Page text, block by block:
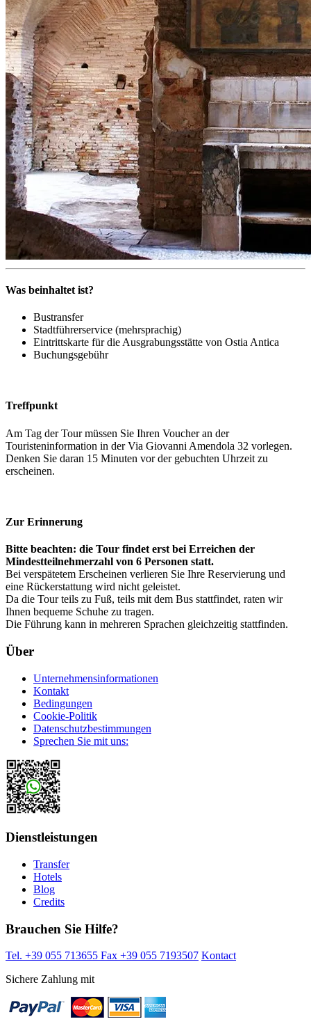
Was beinhaltet ist?
Bustransfer
Stadtführerservice (mehrsprachig)
Eintrittskarte für die Ausgrabungsstätte von Ostia Antica
Buchungsgebühr
Treffpunkt
Am Tag der Tour müssen Sie Ihren Voucher an der
Touristeninformation in der Via Giovanni Amendola 32 vorlegen.
Denken Sie daran 15 Minuten vor der gebuchten Uhrzeit zu
erscheinen.
Zur Erinnerung
Bitte beachten: die Tour findet erst bei Erreichen der
Mindestteilnehmerzahl von 6 Personen statt.
Bei verspätetem Erscheinen verlieren Sie Ihre Reservierung und
eine Rückerstattung wird nicht geleistet.
Da die Tour teils zu Fuß, teils mit dem Bus stattfindet, raten wir
Ihnen bequeme Schuhe zu tragen.
Die Führung kann in mehreren Sprachen gleichzeitig stattfinden.
Über
Unternehmensinformationen
Kontakt
Bedingungen
Cookie-Politik
Datenschutzbestimmungen
Sprechen Sie mit uns:
Dienstleistungen
Transfer
Hotels
Blog
Credits
Brauchen Sie Hilfe?
Tel. +39 055 713655 Fax +39 055 7193507 Kontact
Sichere Zahlung mit